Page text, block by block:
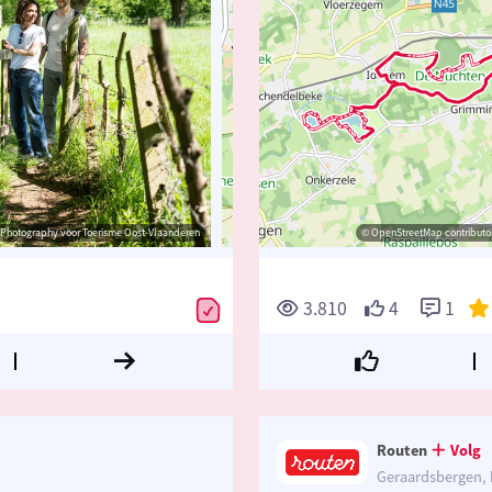
voor Toerisme Oost-Vlaanderen © OpenStreetMap contributors,
© Toerisme Oost-Vlaanderen © OpenStreetMap
3.810 4 1
Routen
Volg
Geraardsbergen,